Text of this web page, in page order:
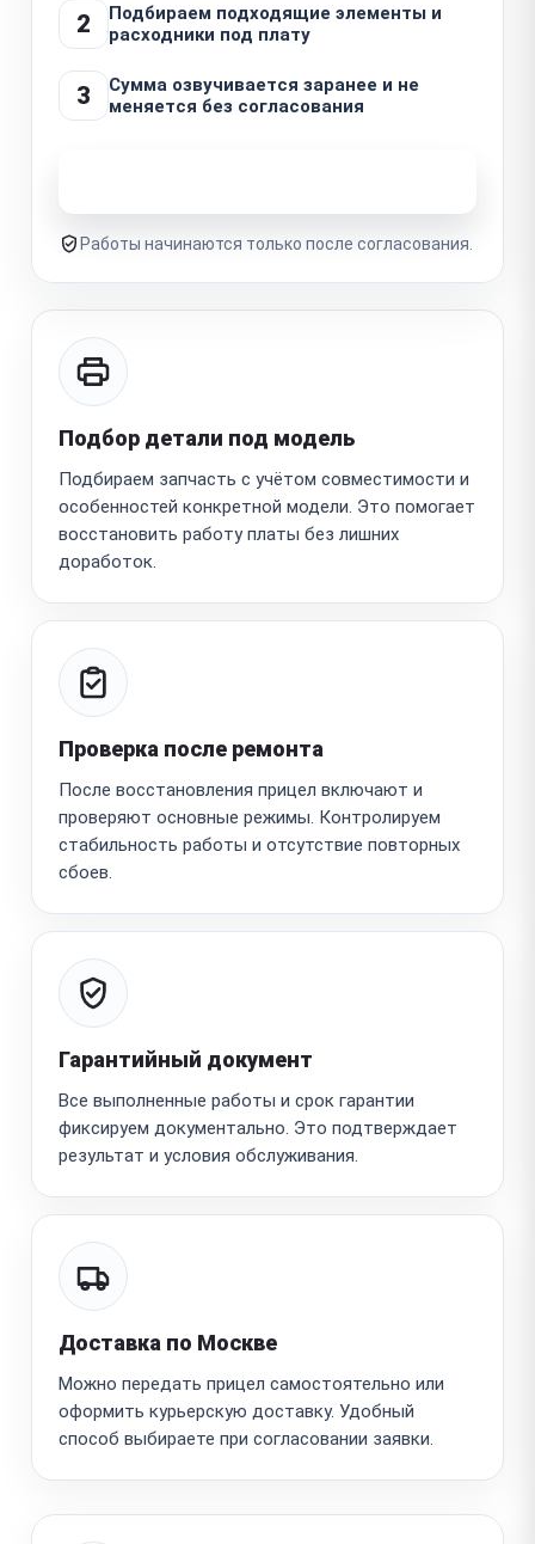
2
Подбираем подходящие элементы и
расходники под плату
3
Сумма озвучивается заранее и не
меняется без согласования
Работы начинаются только после согласования.
Подбор детали под модель
Подбираем запчасть с учётом совместимости и
особенностей конкретной модели. Это помогает
восстановить работу платы без лишних
доработок.
Проверка после ремонта
После восстановления прицел включают и
проверяют основные режимы. Контролируем
стабильность работы и отсутствие повторных
сбоев.
Гарантийный документ
Все выполненные работы и срок гарантии
фиксируем документально. Это подтверждает
результат и условия обслуживания.
Доставка по Москве
Можно передать прицел самостоятельно или
оформить курьерскую доставку. Удобный
способ выбираете при согласовании заявки.